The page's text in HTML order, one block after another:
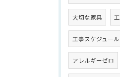
大切な家具
工事スケジュール
アレルギーゼロ